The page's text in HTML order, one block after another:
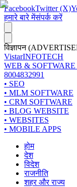
FacebookTwitter (X)
हमारे बारे मेंसंपर्क करें
विज्ञापन
VistarINFOTECH
WEB &
8004832991
• SEO
• MLM SOFTWARE
• CRM SOFTWARE
• BLOG WEBSITE
• WEBSITES
• MOBILE APPS
होम
देश
विदेश
राजनीति
शहर और राज्य